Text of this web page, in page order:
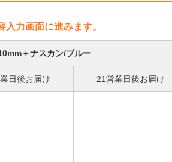
力画面に進みます。
＋ナスカン/ブルー
日後お届け 21営業日後お届け